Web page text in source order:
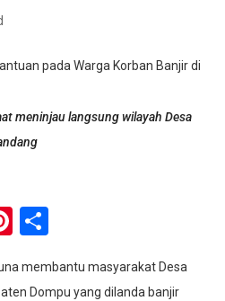
meninjau langsung wilayah Desa
Pinterest
membantu masyarakat Desa
Dompu yang dilanda banjir